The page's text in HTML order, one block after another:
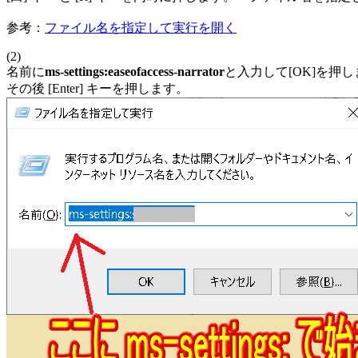
参考： ファイル名を指定して実行を開く
(2)
名前にms-settings:easeofaccess-narratorと入力して[OK]を押し
その後 [Enter] キーを押します。